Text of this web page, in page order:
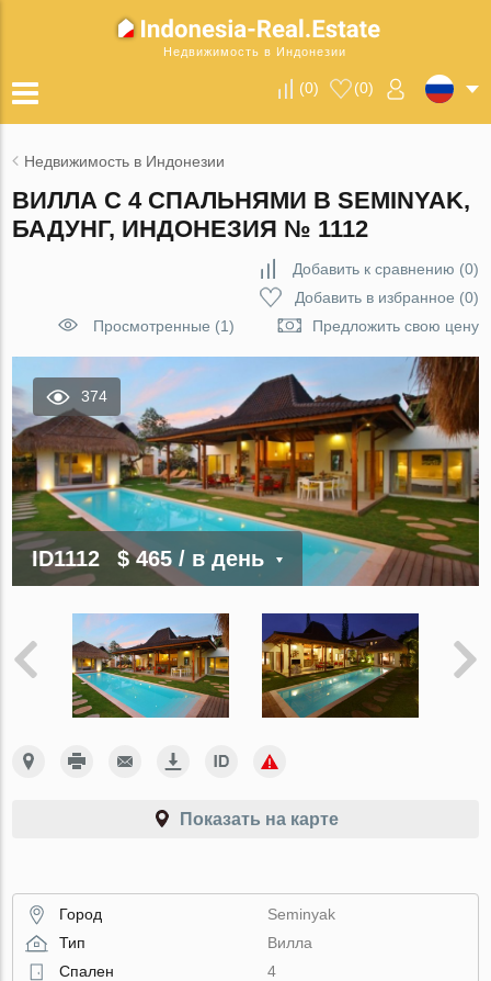
Недвижимость в Индонезии
(0) (0)
Недвижимость в Индонезии
ВИЛЛА С 4 СПАЛЬНЯМИ В SEMINYAK,
БАДУНГ, ИНДОНЕЗИЯ № 1112
Добавить к сравнению (0)
Добавить в избранное (0)
Просмотренные (1)
Предложить свою цену
374
ID1112 $ 465/ в день
Показать на карте
Город
Seminyak
Тип
Вилла
Спален
4